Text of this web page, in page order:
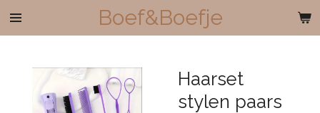
Ga
hoofdinhoud
Boef&Boefje
Haarset
stylen paars